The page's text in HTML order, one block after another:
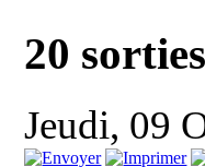
20
Jeudi, 09